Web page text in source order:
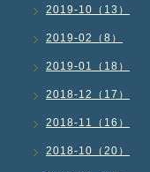
2019-10（13）
2019-02（8）
2019-01（18）
2018-12（17）
2018-11（16）
2018-10（20）